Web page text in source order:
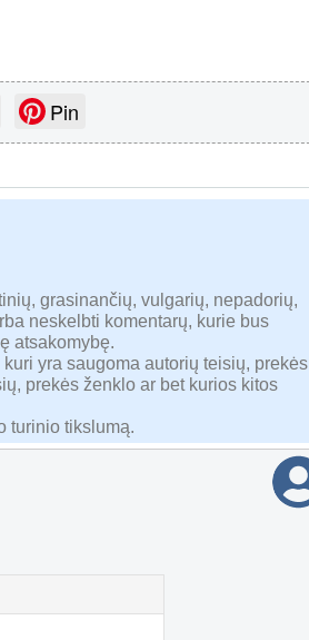
Pin
grasinančių, vulgarių, nepadorių,
neskelbti komentarų, kurie bus
atsakomybę.
yra saugoma autorių teisių, prekės
prekės ženklo ar bet kurios kitos
turinio tikslumą.